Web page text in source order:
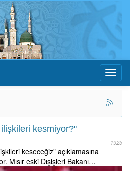
kesmiyor?"
1925
keseceğiz" açıklamasına
Mısır eski Dışişleri Bakanı…